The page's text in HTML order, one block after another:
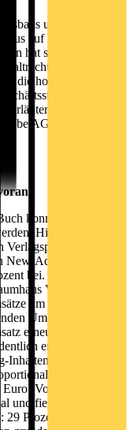
unserer
auf hochwertige,
hat sich als
erwiesen.
die hohe
und
erläutert Soheil
AG, die
konnte von 92,8
Hierzu trug
vor
New-Adult-Labels
bei. Auch im
Verlag und
um 18,8 Prozent
Umsatzrückgangs
erneut um 11,3
erfolgreiche
Inhalten
digitale
(Vorjahr: 31,7
und fiel dadurch
Prozent;